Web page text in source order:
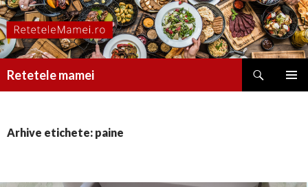
Retetele mamei
Arhive etichete: paine